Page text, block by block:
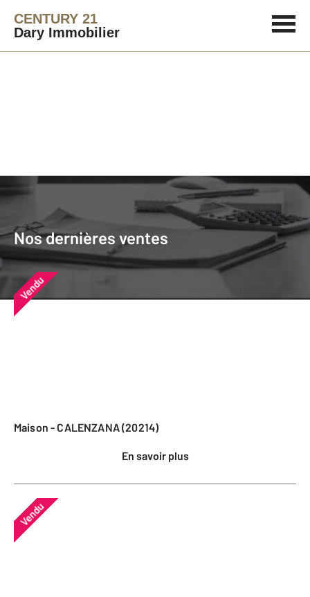
CENTURY 21
Dary Immobilier
Nos dernières ventes
Nos dernières ventes
Nos derniers biens vendus près de
chez vous
Vendu
Maison - CALENZANA (20214)
En savoir plus
Vendu